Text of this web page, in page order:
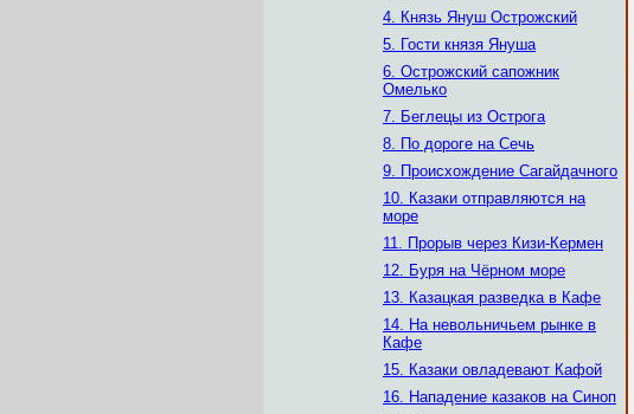
4. Князь Януш Острожский
5. Гости князя Януша
6. Острожский сапожник
Омелько
7. Беглецы из Острога
8. По дороге на Сечь
9. Происхождение Сагайдачного
10. Казаки отправляются на
море
11. Прорыв через Кизи-Кермен
12. Буря на Чёрном море
13. Казацкая разведка в Кафе
14. На невольничьем рынке в
Кафе
15. Казаки овладевают Кафой
16. Нападение казаков на Синоп